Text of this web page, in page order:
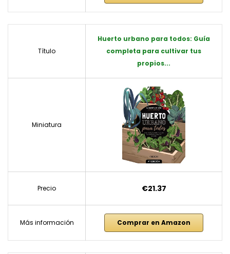
Título
Huerto urbano para todos: Guía
completa para cultivar tus
propios...
Miniatura
Precio €21.37
Más información Comprar en Amazon